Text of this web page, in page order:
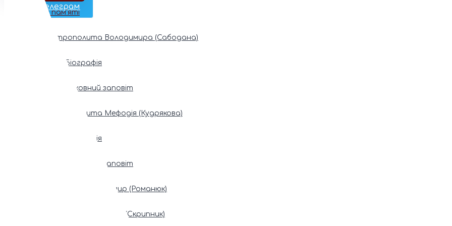
Наш Телеграм
Фонди пам’яті
Митрополита Володимира (Сабодана)
Біографія
Духовний заповіт
Митрополита Мефодія (Кудрякова)
Біографія
Духовний заповіт
Патріарх Володимир (Романюк)
Патріарх Мстислав (Скрипник)